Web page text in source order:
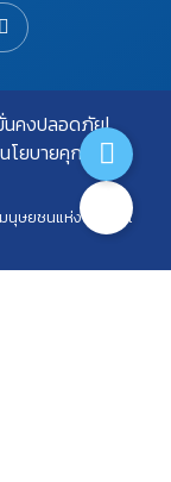
นคงปลอดภัย
นโยบายคุกกี้
ษยชนแห่งชาติ. All